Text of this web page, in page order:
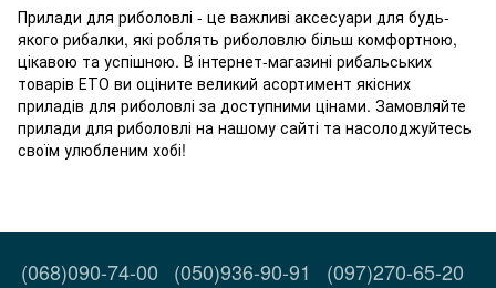
Прилади для риболовлі - це важливі аксесуари для будь-
якого рибалки, які роблять риболовлю більш комфортною,
цікавою та успішною. В інтернет-магазині рибальських
товарів ЕТО ви оціните великий асортимент якісних
приладів для риболовлі за доступними цінами. Замовляйте
прилади для риболовлі на нашому сайті та насолоджуйтесь
своїм улюбленим хобі!
(068)090-74-00 (050)936-90-91 (097)270-65-20